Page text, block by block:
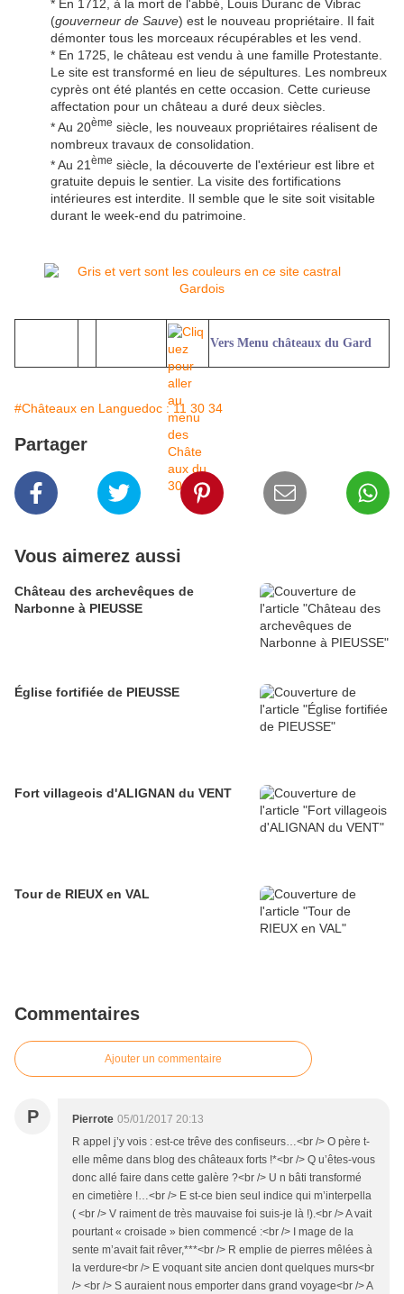
* En 1712, à la mort de l'abbé, Louis Duranc de Vibrac
(gouverneur de Sauve) est le nouveau propriétaire. Il fait
démonter tous les morceaux récupérables et les vend.
* En 1725, le château est vendu à une famille Protestante.
Le site est transformé en lieu de sépultures. Les nombreux
cyprès ont été plantés en cette occasion. Cette curieuse
affectation pour un château a duré deux siècles.
* Au 20ème siècle, les nouveaux propriétaires réalisent de
nombreux travaux de consolidation.
* Au 21 ème siècle, la découverte de l'extérieur est libre et
gratuite depuis le sentier. La visite des fortifications
intérieures est interdite. Il semble que le site soit visitable
durant le week-end du patrimoine.
Vers Menu châteaux du Gard
#Châteaux en Languedoc : 11 30 34
Partager
Vous aimerez aussi
Château des archevêques de
Narbonne à PIEUSSE
Église fortifiée de PIEUSSE
Fort villageois d'ALIGNAN du VENT
Tour de RIEUX en VAL
Commentaires
Ajouter un commentaire
P Pierrote 05/01/2017 20:13
R appel j’y vois : est-ce trêve des confiseurs…<br /> O père t-
elle même dans blog des châteaux forts !*<br /> Q u’êtes-vous
donc allé faire dans cette galère ?<br /> U n bâti transformé
en cimetière !…<br /> E st-ce bien seul indice qui m’interpella
( <br /> V raiment de très mauvaise foi suis-je là !).<br /> A vait
pourtant « croisade » bien commencé :<br /> I mage de la
sente m’avait fait rêver,***<br /> R emplie de pierres mêlées à
la verdure<br /> E voquant site ancien dont quelques murs<br
/> <br /> S auraient nous emporter dans grand voyage<br /> A